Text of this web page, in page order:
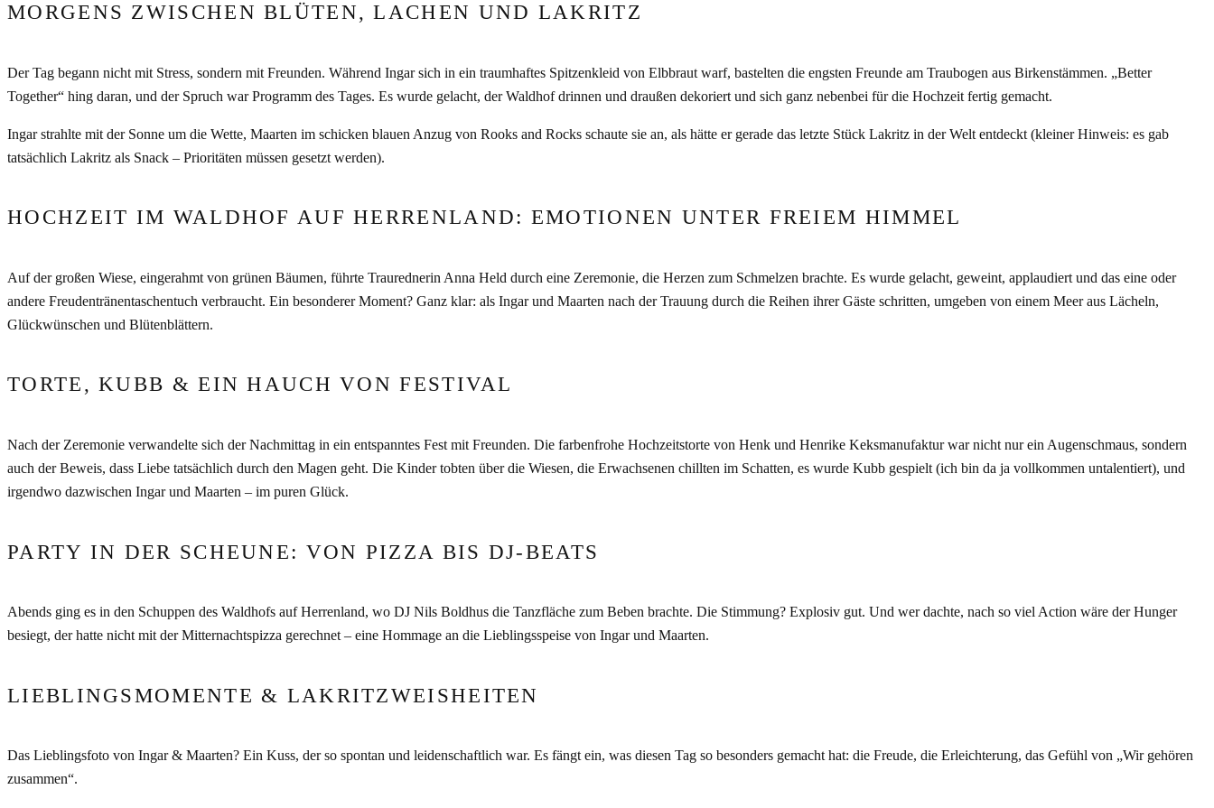
MORGENS ZWISCHEN BLÜTEN, LACHEN UND LAKRITZ
Der Tag begann nicht mit Stress, sondern mit Freunden. Während Ingar sich in ein traumhaftes Spitzenkleid von Elbbraut warf, bastelten die engsten Freunde am Traubogen aus Birkenstämmen. „Better
Together“ hing daran, und der Spruch war Programm des Tages. Es wurde gelacht, der Waldhof drinnen und draußen dekoriert und sich ganz nebenbei für die Hochzeit fertig gemacht.
Ingar strahlte mit der Sonne um die Wette, Maarten im schicken blauen Anzug von Rooks and Rocks schaute sie an, als hätte er gerade das letzte Stück Lakritz in der Welt entdeckt (kleiner Hinweis: es gab
tatsächlich Lakritz als Snack – Prioritäten müssen gesetzt werden).
HOCHZEIT IM WALDHOF AUF HERRENLAND: EMOTIONEN UNTER FREIEM HIMMEL
Auf der großen Wiese, eingerahmt von grünen Bäumen, führte Traurednerin Anna Held durch eine Zeremonie, die Herzen zum Schmelzen brachte. Es wurde gelacht, geweint, applaudiert und das eine oder
andere Freudentränentaschentuch verbraucht. Ein besonderer Moment? Ganz klar: als Ingar und Maarten nach der Trauung durch die Reihen ihrer Gäste schritten, umgeben von einem Meer aus Lächeln,
Glückwünschen und Blütenblättern.
TORTE, KUBB & EIN HAUCH VON FESTIVAL
Nach der Zeremonie verwandelte sich der Nachmittag in ein entspanntes Fest mit Freunden. Die farbenfrohe Hochzeitstorte von Henk und Henrike Keksmanufaktur war nicht nur ein Augenschmaus, sondern
auch der Beweis, dass Liebe tatsächlich durch den Magen geht. Die Kinder tobten über die Wiesen, die Erwachsenen chillten im Schatten, es wurde Kubb gespielt (ich bin da ja vollkommen untalentiert), und
irgendwo dazwischen Ingar und Maarten – im puren Glück.
PARTY IN DER SCHEUNE: VON PIZZA BIS DJ-BEATS
Abends ging es in den Schuppen des Waldhofs auf Herrenland, wo DJ Nils Boldhus die Tanzfläche zum Beben brachte. Die Stimmung? Explosiv gut. Und wer dachte, nach so viel Action wäre der Hunger
besiegt, der hatte nicht mit der Mitternachtspizza gerechnet – eine Hommage an die Lieblingsspeise von Ingar und Maarten.
LIEBLINGSMOMENTE & LAKRITZWEISHEITEN
Das Lieblingsfoto von Ingar & Maarten? Ein Kuss, der so spontan und leidenschaftlich war. Es fängt ein, was diesen Tag so besonders gemacht hat: die Freude, die Erleichterung, das Gefühl von „Wir gehören
zusammen“.